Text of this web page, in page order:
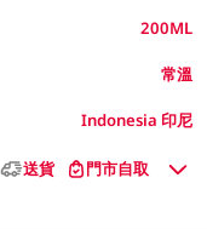
200ML
常溫
Indonesia 印尼
送貨 門市自取